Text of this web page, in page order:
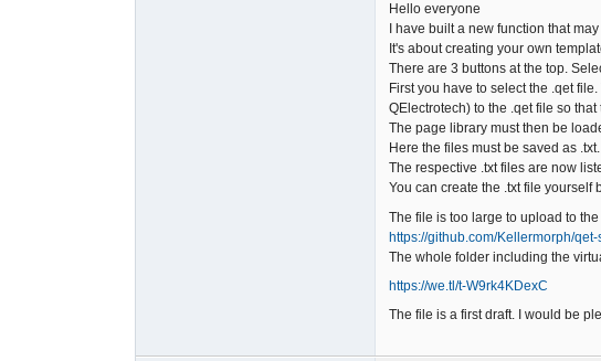
Hello everyone
I have built a new function that
It's about creating your own
There are 3 buttons at the top.
First you have to select the .qet
QElectrotech) to the .qet file so
The page library must then be
Here the files must be saved as
The respective .txt files are now
You can create the .txt file
The file is too large to upload to
https://github.com/Kellermorph/
The whole folder including the
https://we.tl/t-W9rk4KDexC
The file is a first draft. I would be